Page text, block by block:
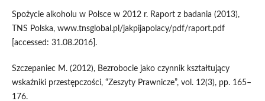
Spożycie alkoholu w Polsce w 2012 r. Raport z badania (2013),
TNS Polska, www.tnsglobal.pl/jakpijapolacy/pdf/raport.pdf
[accessed: 31.08.2016].
Szczepaniec M. (2012), Bezrobocie jako czynnik kształtujący
wskaźniki przestępczości, “Zeszyty Prawnicze”, vol. 12(3), pp. 165–
176.